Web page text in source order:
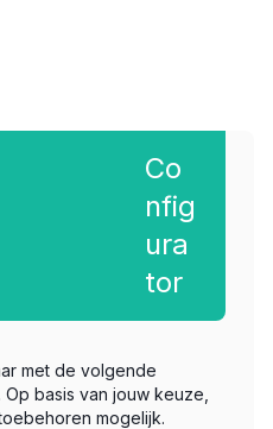
Co
nfig
ura
tor
met de volgende
basis van jouw keuze,
mogelijk.